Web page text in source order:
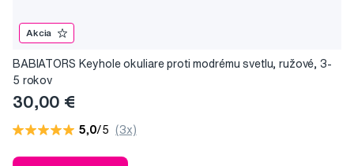
Akcia
BABIATORS Keyhole okuliare proti modrému svetlu, ružové, 3-
5 rokov
30,00 €
5,0/5 (3x)